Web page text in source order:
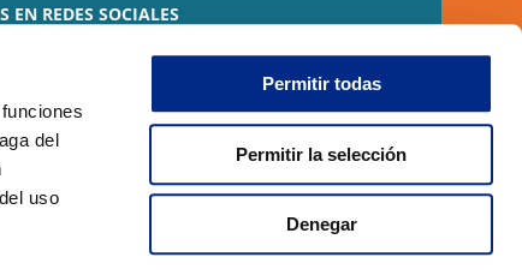
del
uso
Permitir todas
Permitir la selección
Denegar
EN REDES SOCIALES